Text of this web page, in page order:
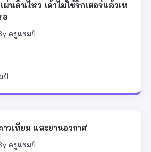
ผ่นดินไหว เค้าไม่ใช้ริกเตอร์แล้วเห
อ
ครูแชมป์
ป์
าวเทียม และยานอวกาศ
ครูแชมป์